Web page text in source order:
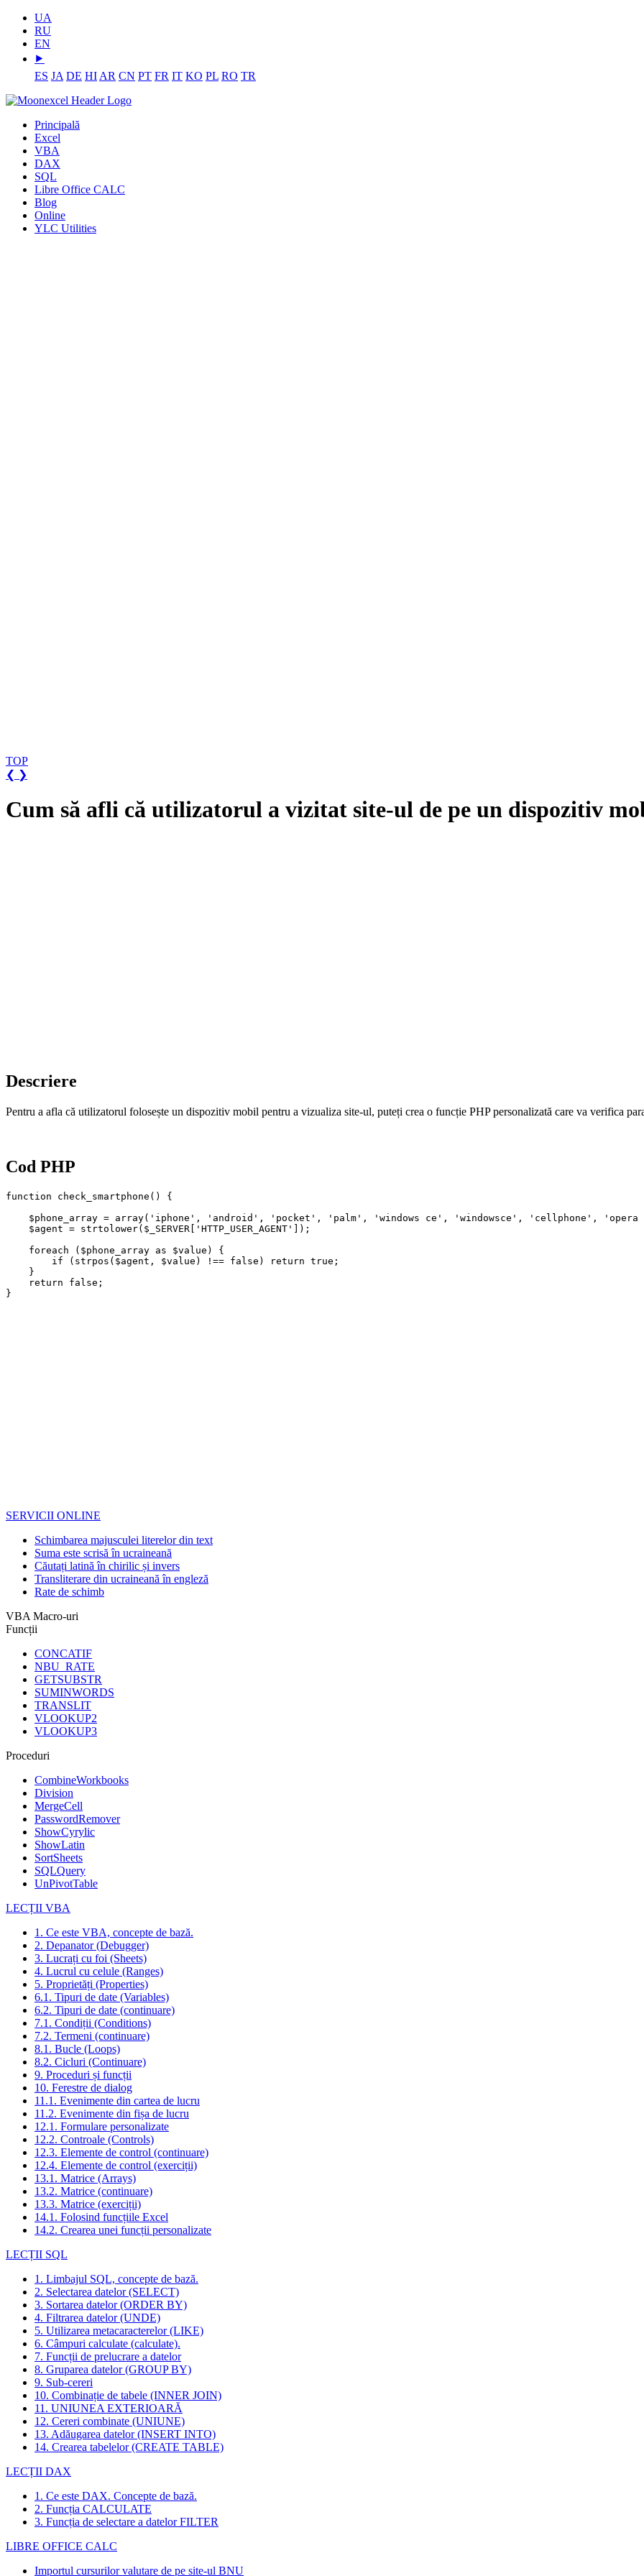
UA
RU
EN
⯈
ES JA DE HI AR CN PT FR IT KO PL RO TR
Principală
Excel
VBA
DAX
SQL
Libre Office CALC
Blog
Online
YLC Utilities
TOP
❮ ❯
Cum să afli că utilizatorul a vizitat site-ul de pe un dispozitiv
Descriere
Pentru a afla că utilizatorul folosește un dispozitiv mobil pentru a vizualiza site-ul, puteți crea o funcție PHP personalizată care va verifica
Cod PHP
function check_smartphone() {
$phone_array = array('iphone', 'android', 'pocket', 'palm', 'windows ce', 'windowsce', 'cellphone',
    $agent = strtolower($_SERVER['HTTP_USER_AGENT']);
    foreach ($phone_array as $value) {
        if (strpos($agent, $value) !== false) return true;
    }
    return false;
SERVICII ONLINE
Schimbarea majusculei literelor din text
Suma este scrisă în ucraineană
Căutați latină în chirilic și invers
Transliterare din ucraineană în engleză
Rate de schimb
VBA Macro-uri
Funcții
CONCATIF
NBU_RATE
GETSUBSTR
SUMINWORDS
TRANSLIT
VLOOKUP2
VLOOKUP3
Proceduri
CombineWorkbooks
Division
MergeCell
PasswordRemover
ShowCyrylic
ShowLatin
SortSheets
SQLQuery
UnPivotTable
LECȚII VBA
1. Ce este VBA, concepte de bază.
2. Depanator (Debugger)
3. Lucrați cu foi (Sheets)
4. Lucrul cu celule (Ranges)
5. Proprietăți (Properties)
6.1. Tipuri de date (Variables)
6.2. Tipuri de date (continuare)
7.1. Condiții (Conditions)
7.2. Termeni (continuare)
8.1. Bucle (Loops)
8.2. Cicluri (Continuare)
9. Proceduri și funcții
10. Ferestre de dialog
11.1. Evenimente din cartea de lucru
11.2. Evenimente din fișa de lucru
12.1. Formulare personalizate
12.2. Controale (Controls)
12.3. Elemente de control (continuare)
12.4. Elemente de control (exerciții)
13.1. Matrice (Arrays)
13.2. Matrice (continuare)
13.3. Matrice (exerciții)
14.1. Folosind funcțiile Excel
14.2. Crearea unei funcții personalizate
LECȚII SQL
1. Limbajul SQL, concepte de bază.
2. Selectarea datelor (SELECT)
3. Sortarea datelor (ORDER BY)
4. Filtrarea datelor (UNDE)
5. Utilizarea metacaracterelor (LIKE)
6. Câmpuri calculate (calculate).
7. Funcții de prelucrare a datelor
8. Gruparea datelor (GROUP BY)
9. Sub-cereri
10. Combinație de tabele (INNER JOIN)
11. UNIUNEA EXTERIOARĂ
12. Cereri combinate (UNIUNE)
13. Adăugarea datelor (INSERT INTO)
14. Crearea tabelelor (CREATE TABLE)
LECȚII DAX
1. Ce este DAX. Concepte de bază.
2. Funcția CALCULATE
3. Funcția de selectare a datelor FILTER
LIBRE OFFICE CALC
Importul cursurilor valutare de pe site-ul BNU